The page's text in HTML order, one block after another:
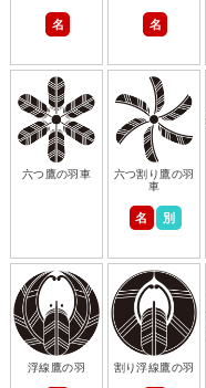
名 名
六つ鷹の羽車
六つ割り鷹の羽
車
名 別
浮線鷹の羽 割り浮線鷹の羽